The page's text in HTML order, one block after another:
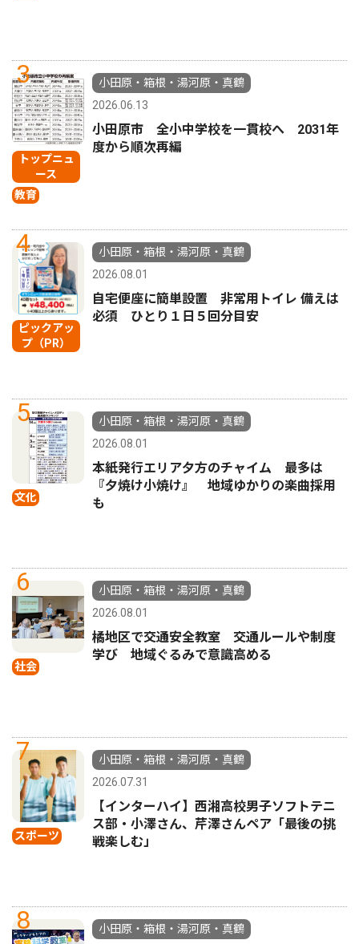
3
トップニュ
ース
教育
小田原・箱根・湯河原・真鶴
2026.06.13
小田原市 全小中学校を一貫校へ 2031年
度から順次再編
4
ピックアッ
プ（PR）
小田原・箱根・湯河原・真鶴
2026.08.01
自宅便座に簡単設置 非常用トイレ 備えは
必須 ひとり１日５回分目安
5
文化
小田原・箱根・湯河原・真鶴
2026.08.01
本紙発行エリア夕方のチャイム 最多は
『夕焼け小焼け』 地域ゆかりの楽曲採用
も
6
社会
小田原・箱根・湯河原・真鶴
2026.08.01
橘地区で交通安全教室 交通ルールや制度
学び 地域ぐるみで意識高める
7
スポーツ
小田原・箱根・湯河原・真鶴
2026.07.31
【インターハイ】西湘高校男子ソフトテニ
ス部・小澤さん、芹澤さんペア「最後の挑
戦楽しむ」
8
小田原・箱根・湯河原・真鶴